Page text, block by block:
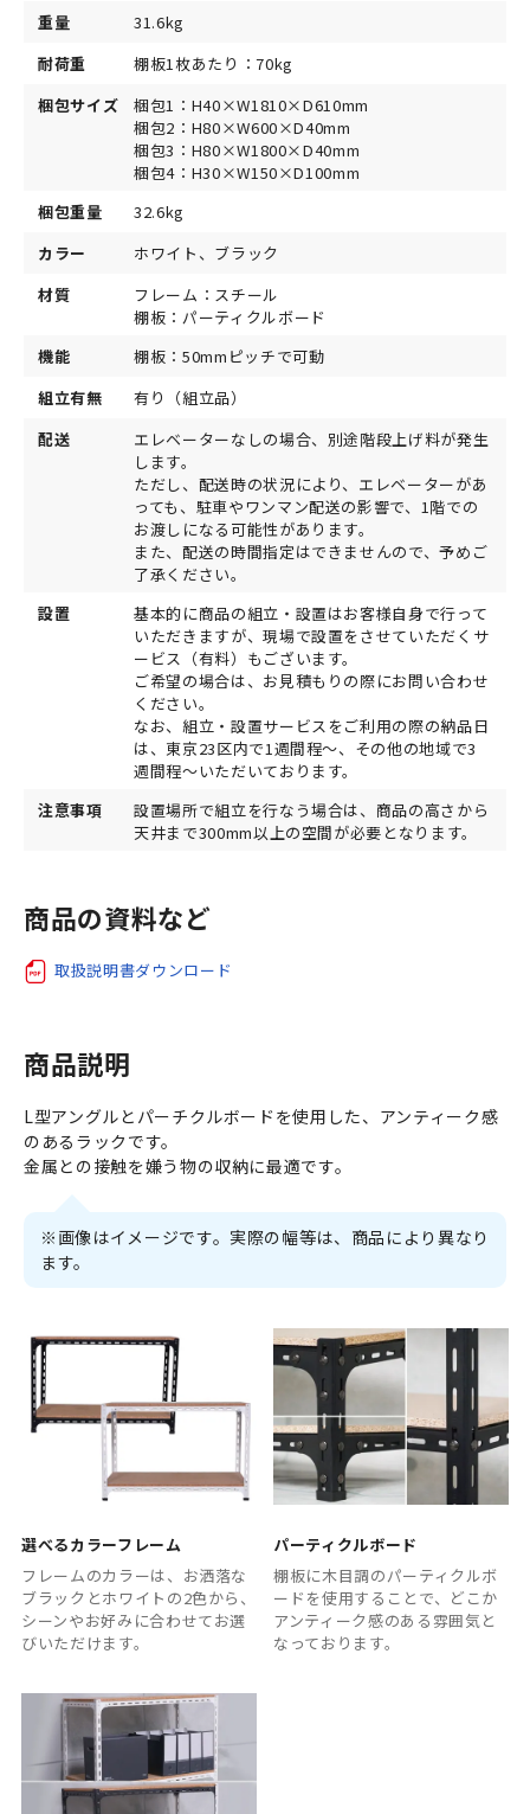
重量
31.6kg
耐荷重
棚板1枚あたり：70kg
梱包サイズ
梱包1：H40×W1810×D610mm
梱包2：H80×W600×D40mm
梱包3：H80×W1800×D40mm
梱包4：H30×W150×D100mm
梱包重量
32.6kg
カラー
ホワイト、ブラック
材質
フレーム：スチール
棚板：パーティクルボード
機能
棚板：50mmピッチで可動
組立有無
有り（組立品）
配送
エレベーターなしの場合、別途階段上げ料が発生
します。
ただし、配送時の状況により、エレベーターがあ
っても、駐車やワンマン配送の影響で、1階での
お渡しになる可能性があります。
また、配送の時間指定はできませんので、予めご
了承ください。
設置
基本的に商品の組立・設置はお客様自身で行って
いただきますが、現場で設置をさせていただくサ
ービス（有料）もございます。
ご希望の場合は、お見積もりの際にお問い合わせ
ください。
なお、組立・設置サービスをご利用の際の納品日
は、東京23区内で1週間程～、その他の地域で3
週間程～いただいております。
注意事項
設置場所で組立を行なう場合は、商品の高さから
天井まで300mm以上の空間が必要となります。
商品の資料など
取扱説明書ダウンロード
商品説明
L型アングルとパーチクルボードを使用した、アンティーク感
のあるラックです。
金属との接触を嫌う物の収納に最適です。
※画像はイメージです。実際の幅等は、商品により異なり
ます。
選べるカラーフレーム
フレームのカラーは、お洒落な
ブラックとホワイトの2色から、
シーンやお好みに合わせてお選
びいただけます。
パーティクルボード
棚板に木目調のパーティクルボ
ードを使用することで、どこか
アンティーク感のある雰囲気と
なっております。